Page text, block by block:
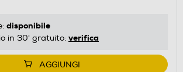
disponibile
in 30' gratuito: verifica
AGGIUNGI